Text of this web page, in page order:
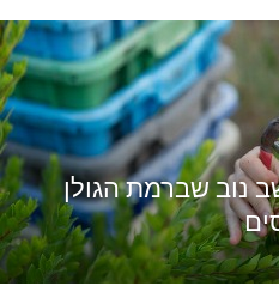
נוב שברמת הגולן